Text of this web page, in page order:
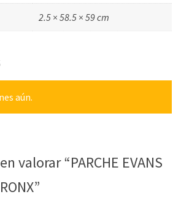
2.5 × 58.5 × 59 cm
aún.
valorar “PARCHE EVANS